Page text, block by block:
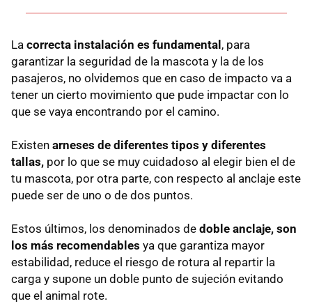
La correcta instalación es fundamental, para
garantizar la seguridad de la mascota y la de los
pasajeros, no olvidemos que en caso de impacto va a
tener un cierto movimiento que pude impactar con lo
que se vaya encontrando por el camino.
Existen arneses de diferentes tipos y diferentes
tallas, por lo que se muy cuidadoso al elegir bien el de
tu mascota, por otra parte, con respecto al anclaje este
puede ser de uno o de dos puntos.
Estos últimos, los denominados de doble anclaje, son
los más recomendables ya que garantiza mayor
estabilidad, reduce el riesgo de rotura al repartir la
carga y supone un doble punto de sujeción evitando
que el animal rote.